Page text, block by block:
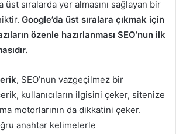
üst sıralarda yer almasını sağlayan bir
Google’da üst sıralara çıkmak için
özenle hazırlanması SEO’nun ilk
, SEO’nun vazgeçilmez bir
kullanıcıların ilgisini çeker, sitenize
motorlarının da dikkatini çeker.
anahtar kelimelerle